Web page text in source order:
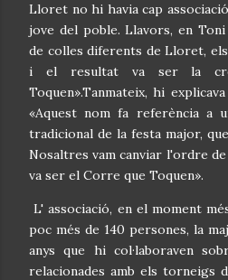
Lloret no hi havia cap
jove del poble. Llavors, en
de colles diferents de Lloret,
i el resultat va ser la
Toquen».Tanmateix, hi
«Aquest nom fa referència a
tradicional de la festa major,
Nosaltres vam canviar l'ordre
va ser el Corre que Toquen».
L' associació, en el moment
poc més de 140 persones, la
anys que hi col·laboraven
relacionades amb els torneigs